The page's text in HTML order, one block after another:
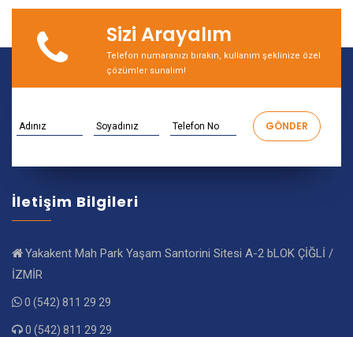
Sizi Arayalım
Telefon numaranızı bırakın, kullanım şeklinize özel
çözümler sunalım!
İletişim Bilgileri
Yakakent Mah Park Yaşam Santorini Sitesi A-2 bLOK ÇİĞLİ /
İZMİR
0 (542) 811 29 29
0 (542) 811 29 29